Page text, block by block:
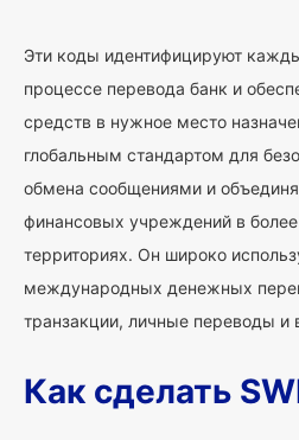
Эти коды идентифицируют
процессе перевода банк и
средств в нужное место
глобальным стандартом для
обмена сообщениями и
финансовых учреждений в
территориях. Он широко
международных денежных
транзакции, личные переводы и
Как сделать